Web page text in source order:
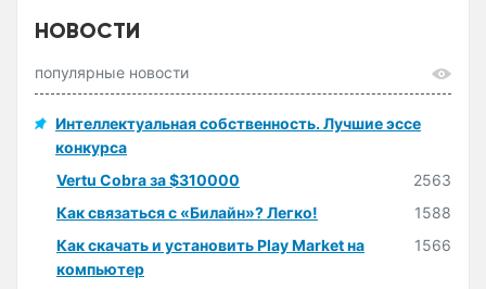
НОВОСТИ
популярные новости
Интеллектуальная собственность. Лучшие эссе
конкурса
Vertu Cobra за $310000
2563
Как связаться с «Билайн»? Легко!
1588
Как скачать и установить Play Market на
компьютер
1566